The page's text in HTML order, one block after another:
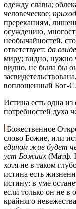
одежду славы;
человеческое;
пререканиям,
осуждению,
необычайностей,
ответствует: да
миру; видно, нужно
видно, не была бы
воплощенный Бог-
Истина есть одна
потребностей духа
Божественное
слово Божие, или
едином жив будет
уст Божиих (Матф.
хотя не в таком
истина есть
истину: в уме
если только он не в
крайняго